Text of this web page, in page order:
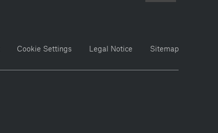
Cookie Settings Legal Notice Sitemap